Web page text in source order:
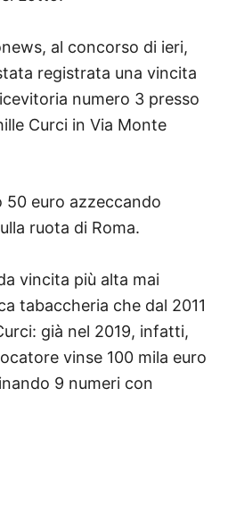
al concorso di ieri,
registrata una vincita
numero 3 presso
Curci in Via Monte
50 euro azzeccando
ruota di Roma.
vincita più alta mai
tabaccheria che dal 2011
già nel 2019, infatti,
vinse 100 mila euro
9 numeri con